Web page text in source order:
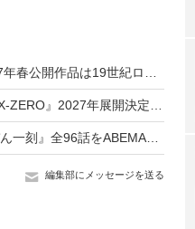
編集部にメッセージを送る